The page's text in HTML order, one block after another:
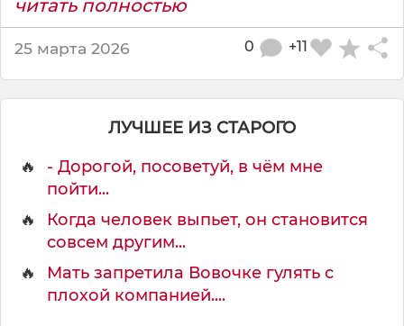
читать полностью
25 марта 2026 +11
0
ЛУЧШЕЕ ИЗ СТАРОГО
🔥
- Дорогой, посоветуй, в чём мне
пойти...
🔥
Когда человек выпьет, он становится
совсем другим...
🔥
Мать запретила Вовочке гулять с
плохой компанией....